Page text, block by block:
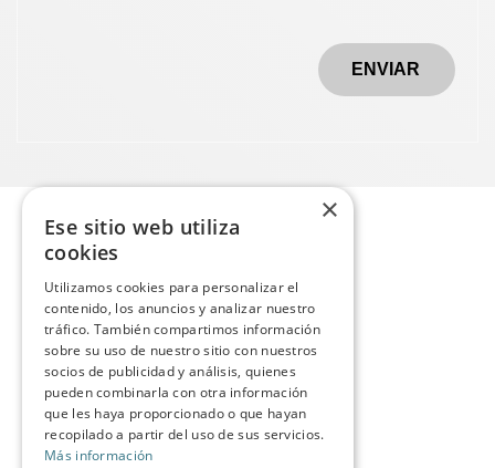
ENVIAR
×
Ese sitio web utiliza
cookies
Utilizamos cookies para personalizar el
contenido, los anuncios y analizar nuestro
tráfico. También compartimos información
sobre su uso de nuestro sitio con nuestros
socios de publicidad y análisis, quienes
pueden combinarla con otra información
que les haya proporcionado o que hayan
recopilado a partir del uso de sus servicios.
Más información